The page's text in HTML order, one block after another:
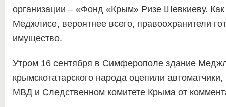
организации – «Фонд «Крым» Ризе Шевкиеву.
Меджлисе, вероятнее всего, правоохранители
имущество.
Утром 16 сентября в Симферополе здание
крымскотатарского народа оцепили
МВД и Следственном комитете Крыма от